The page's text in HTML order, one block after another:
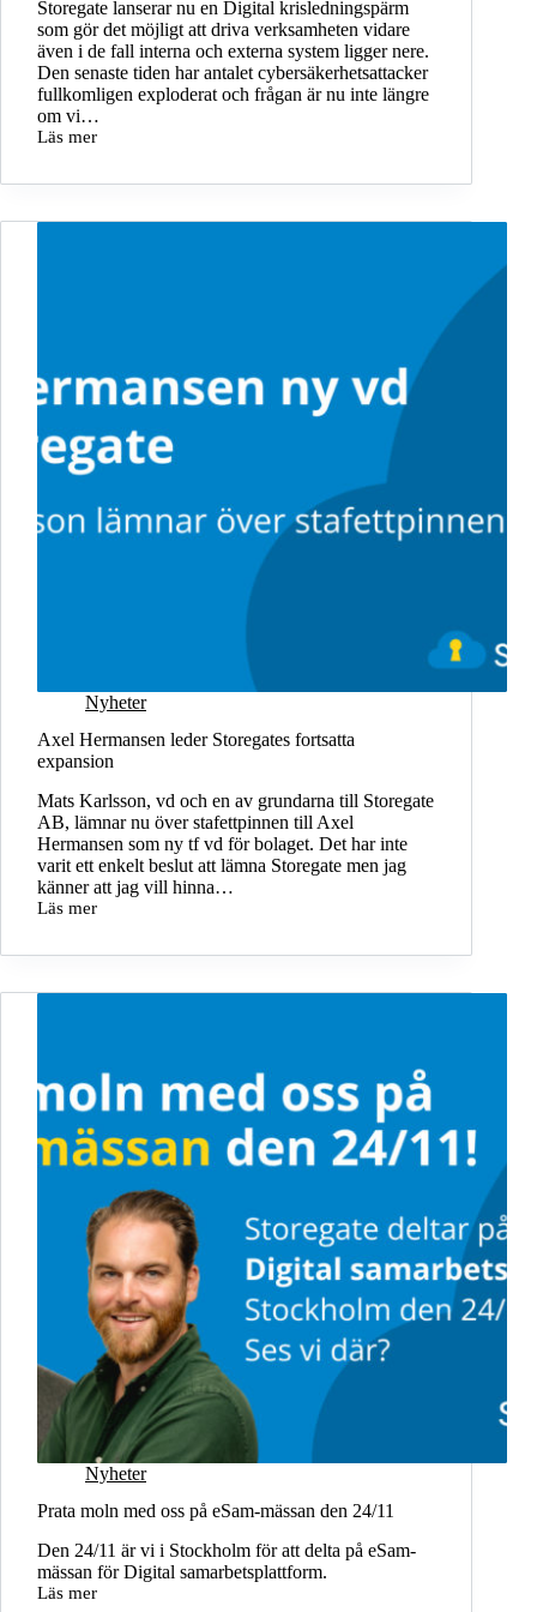
Storegate lanserar nu en Digital krisledningspärm
som gör det möjligt att driva verksamheten vidare
även i de fall interna och externa system ligger nere.
Den senaste tiden har antalet cybersäkerhetsattacker
fullkomligen exploderat och frågan är nu inte längre
om vi…
Läs mer
Digital
tryggar
vid
Nyheter
Axel Hermansen leder Storegates fortsatta
expansion
Mats Karlsson, vd och en av grundarna till Storegate
AB, lämnar nu över stafettpinnen till Axel
Hermansen som ny tf vd för bolaget. Det har inte
varit ett enkelt beslut att lämna Storegate men jag
känner att jag vill hinna…
Läs mer
Axel
leder
fortsatta
Nyheter
Prata moln med oss på eSam-mässan den 24/11
Den 24/11 är vi i Stockholm för att delta på eSam-
mässan för Digital samarbetsplattform.
Läs mer
Prata